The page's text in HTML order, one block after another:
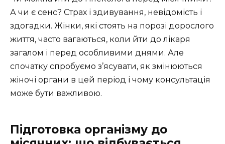
А чи є сенс? Страх і здивування, невідомість і
здогадки. Жінки, які стоять на порозі дорослого
життя, часто вагаються, коли йти до лікаря
загалом і перед особливими днями. Але
спочатку спробуємо з’ясувати, як змінюються
жіночі органи в цей період і чому консультація
може бути важливою.
Підготовка організму до